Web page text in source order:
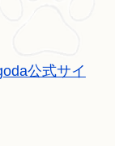
公式サイ